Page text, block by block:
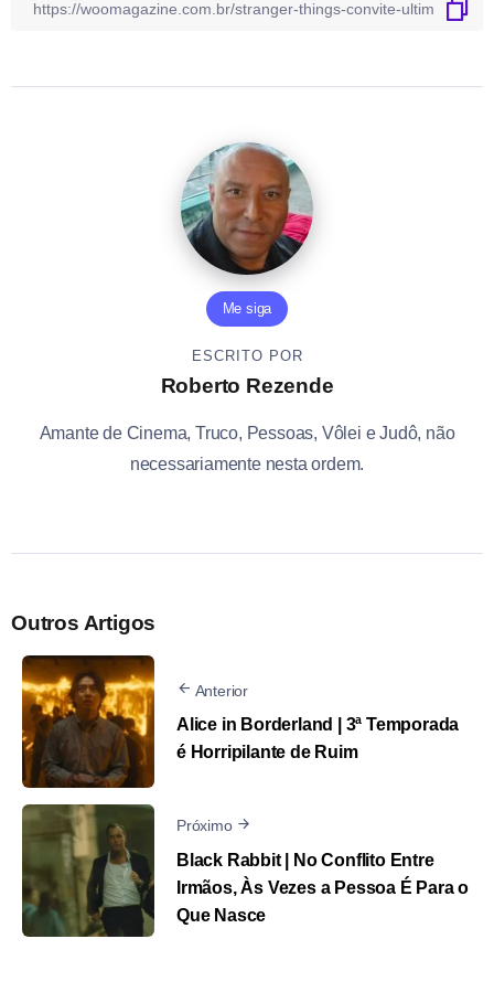
Me siga
ESCRITO POR
Roberto Rezende
Amante de Cinema, Truco, Pessoas, Vôlei e Judô, não
necessariamente nesta ordem.
Outros Artigos
Anterior
Alice in Borderland | 3ª Temporada
é Horripilante de Ruim
Próximo
Black Rabbit | No Conflito Entre
Irmãos, Às Vezes a Pessoa É Para o
Que Nasce